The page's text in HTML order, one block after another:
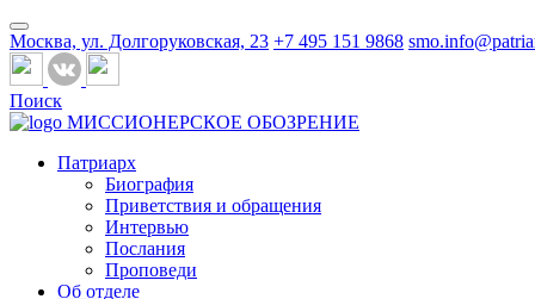
Москва, ул. Долгоруковская, 23 +7 495 151 9868
Поиск
МИССИОНЕРСКОЕ ОБОЗРЕНИЕ
Патриарх
Биография
Приветствия и обращения
Интервью
Послания
Проповеди
Об отделе